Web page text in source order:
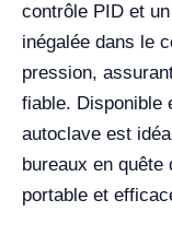
contrôle PID et
inégalée dans le
pression,
fiable. Disponible
autoclave est
bureaux en
portable et